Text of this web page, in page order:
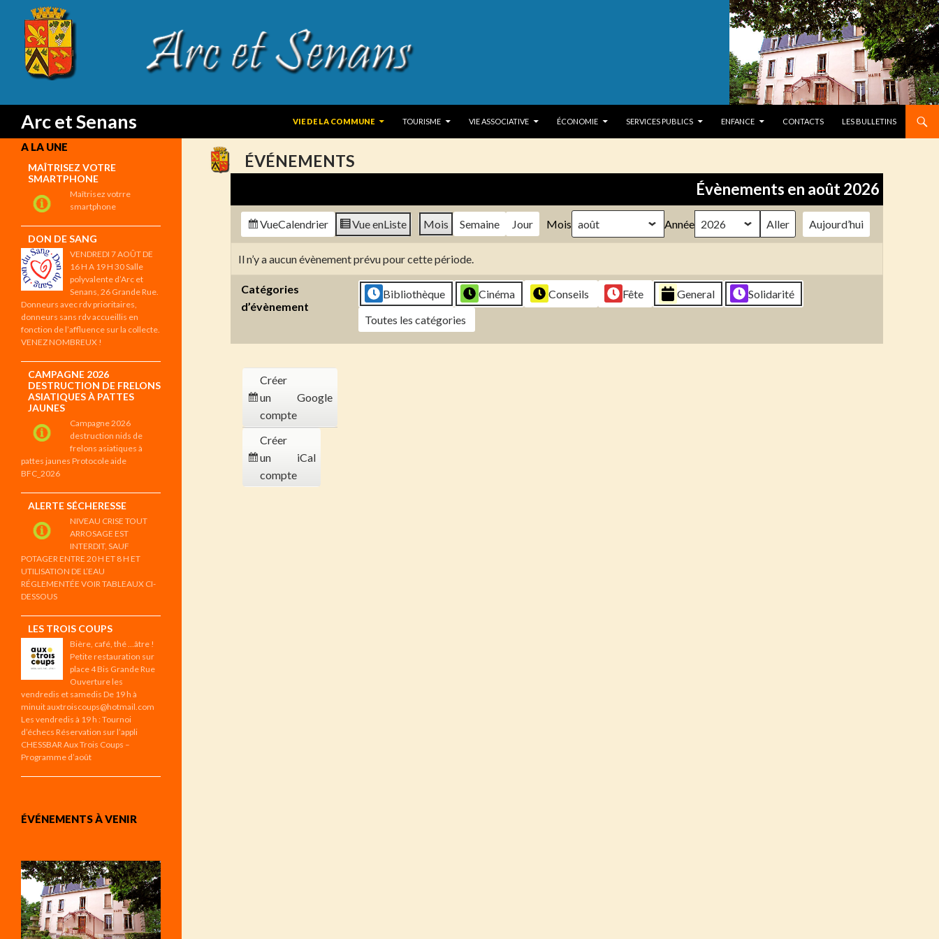
Arc et Senans
Search
VIE DE LA COMMUNE
TOURISME VIE ASSOCIATIVE ÉCONOMIE SERVICES PUBLICS ENFANCE CONTACTS LES BULLETINS
ÉVÉNEMENTS
Évènements en août 2026
VueCalendrier Vue enListe Mois Semaine Jour Mois Année Aujourd’hui
Il n’y a aucun évènement prévu pour cette période.
Catégories
d’évènement
Bibliothèque Cinéma Conseils Fête General
Solidarité
Toutes les catégories
Créer
un
compte
Google
Créer
un
compte
iCal
A LA UNE
MAÎTRISEZ VOTRE
SMARTPHONE
Maîtrisez votrre
smartphone
DON DE SANG
VENDREDI 7 AOÛT DE
16 H A 19 H 30 Salle
polyvalente d’Arc et
Senans, 26 Grande Rue.
Donneurs avec rdv prioritaires,
donneurs sans rdv accueillis en
fonction de l’affluence sur la collecte.
VENEZ NOMBREUX !
CAMPAGNE 2026
DESTRUCTION DE FRELONS
ASIATIQUES À PATTES
JAUNES
Campagne 2026
destruction nids de
frelons asiatiques à
pattes jaunes Protocole aide
BFC_2026
ALERTE SÉCHERESSE
NIVEAU CRISE TOUT
ARROSAGE EST
INTERDIT, SAUF
POTAGER ENTRE 20 H ET 8 H ET
UTILISATION DE L’EAU
RÉGLEMENTÉE VOIR TABLEAUX CI-
DESSOUS
LES TROIS COUPS
Bière, café, thé …âtre !
Petite restauration sur
place 4 Bis Grande Rue
Ouverture les
vendredis et samedis De 19 h à
minuit auxtroiscoups@hotmail.com
Les vendredis à 19 h : Tournoi
d’échecs Réservation sur l’appli
CHESSBAR Aux Trois Coups –
Programme d’août
ÉVÉNEMENTS À VENIR